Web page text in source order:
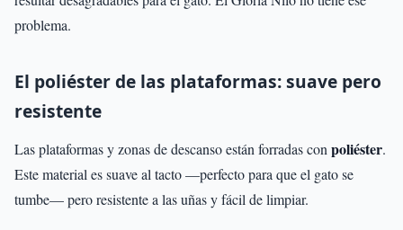
problema.
El poliéster de las plataformas: suave pero
resistente
Las plataformas y zonas de descanso están forradas con poliéster.
Este material es suave al tacto —perfecto para que el gato se
tumbe— pero resistente a las uñas y fácil de limpiar.